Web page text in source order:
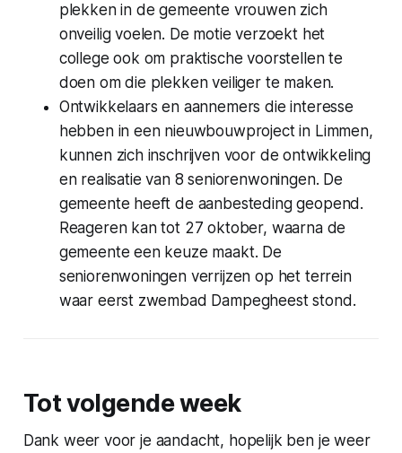
plekken in de gemeente vrouwen zich
onveilig voelen. De motie verzoekt het
college ook om praktische voorstellen te
doen om die plekken veiliger te maken.
Ontwikkelaars en aannemers die interesse
hebben in een nieuwbouwproject in Limmen,
kunnen zich inschrijven voor de ontwikkeling
en realisatie van 8 seniorenwoningen. De
gemeente heeft de aanbesteding geopend.
Reageren kan tot 27 oktober, waarna de
gemeente een keuze maakt. De
seniorenwoningen verrijzen op het terrein
waar eerst zwembad Dampegheest stond.
Tot volgende week
Dank weer voor je aandacht, hopelijk ben je weer